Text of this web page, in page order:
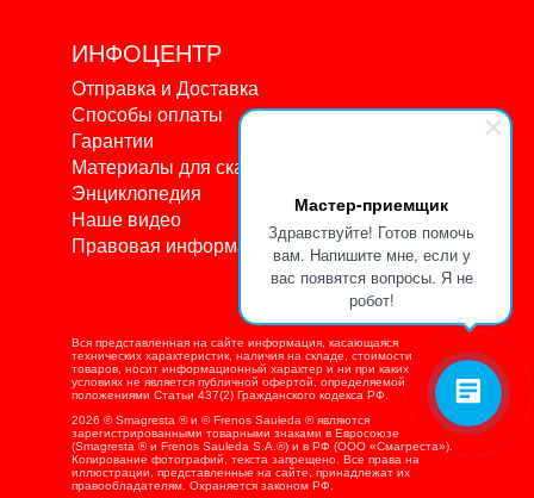
Мастер-приемщик
Здравствуйте! Готов помочь
вам. Напишите мне, если у
вас появятся вопросы. Я не
робот!
ИНФОЦЕНТР
Отправка и Доставка
Способы оплаты
Гарантии
Материалы для скачивания
Энциклопедия
Наше видео
Правовая информация
Вся представленная на сайте информация, касающаяся
технических характеристик, наличия на складе, стоимости
товаров, носит информационный характер и ни при каких
условиях не является публичной офертой, определяемой
положениями Статьи 437(2) Гражданского кодекса РФ.
2026 © Smagresta ® и © Frenos Sauleda ® являются
зарегистрированными товарными знаками в Евросоюзе
(Smagresta ® и Frenos Sauleda S.A.®) и в РФ (ООО «Смагреста»).
Копирование фотографий, текста запрещено. Все права на
иллюстрации, представленные на сайте, принадлежат их
правообладателям. Охраняется законом РФ.